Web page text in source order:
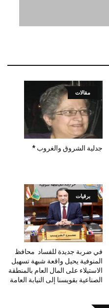
مقالات
جدلية الشروق والغروب *
برقيات
في ضربة جديدة للفساد محافظ
المنوفية يحيل واقعة شبهة تسهيل
الاستيلاء على المال العام بالمنطقة
الصناعية بقويسنا إلى النيابة العامة